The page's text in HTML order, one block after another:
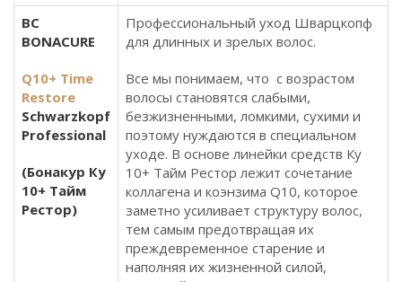
BC
BONACURE
Q10+ Time
Restore
Schwarzkopf
Professional
(Бонакур Ку
10+ Тайм
Рестор)
Профессиональный уход Шварцкопф
для длинных и зрелых волос.
Все мы понимаем, что с возрастом
волосы становятся слабыми,
безжизненными, ломкими, сухими и
поэтому нуждаются в специальном
уходе. В основе линейки средств Ку
10+ Тайм Рестор лежит сочетание
коллагена и коэнзима Q10, которое
заметно усиливает структуру волос,
тем самым предотвращая их
преждевременное старение и
наполняя их жизненной силой,